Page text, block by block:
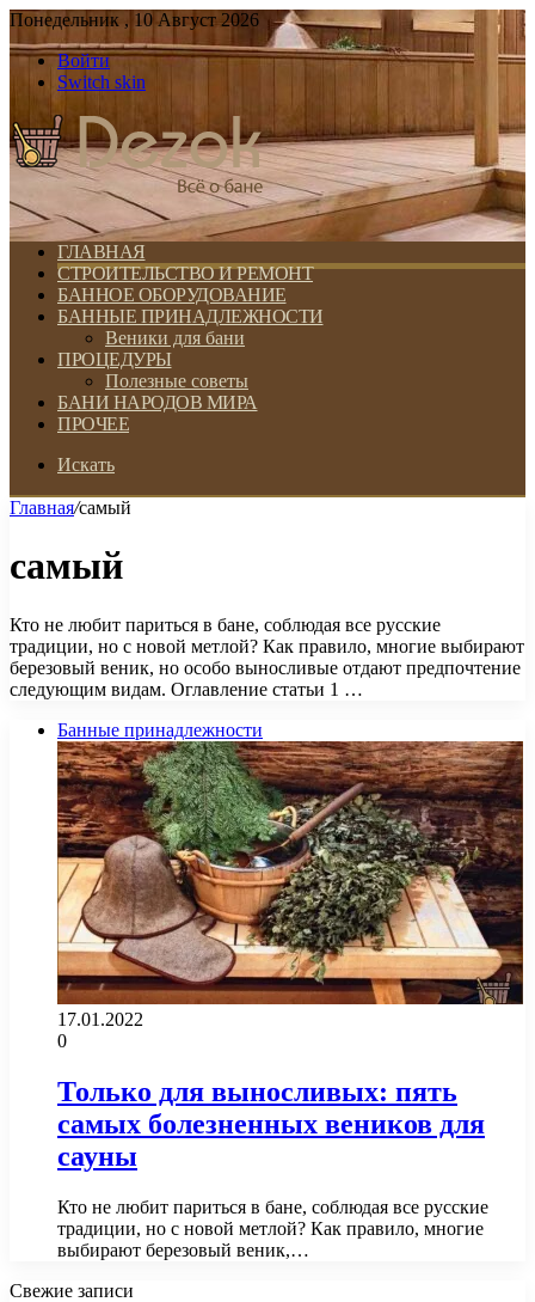
Понедельник , 10 Август 2026
Войти
Switch skin
ГЛАВНАЯ
СТРОИТЕЛЬСТВО И РЕМОНТ
БАННОЕ ОБОРУДОВАНИЕ
БАННЫЕ ПРИНАДЛЕЖНОСТИ
Веники для бани
ПРОЦЕДУРЫ
Полезные советы
БАНИ НАРОДОВ МИРА
ПРОЧЕЕ
Искать
Главная/самый
самый
Кто не любит париться в бане, соблюдая все русские
традиции, но с новой метлой? Как правило, многие выбирают
березовый веник, но особо выносливые отдают предпочтение
следующим видам. Оглавление статьи 1 …
Банные принадлежности
17.01.2022
0
Только для выносливых: пять
самых болезненных веников для
сауны
Кто не любит париться в бане, соблюдая все русские
традиции, но с новой метлой? Как правило, многие
выбирают березовый веник,…
Свежие записи